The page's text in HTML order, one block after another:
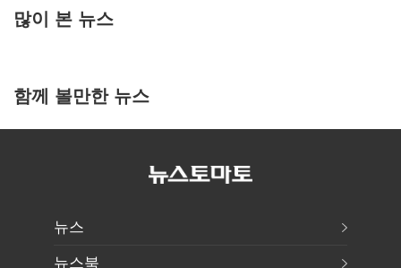
많이 본 뉴스
함께 볼만한 뉴스
뉴스
뉴스북